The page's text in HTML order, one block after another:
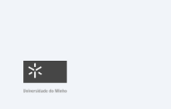
Fundação para a